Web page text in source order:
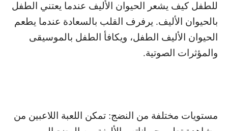
للطفل كيف يشعر الحيوان الأليف عندما يعتني الطفل
بالحيوان الأليف. يرفرف القلب بالسعادة عندما يطعم
الحيوان الأليف الطفل، ويكافأ الطفل بالموسيقى
والمؤثرات الصوتية.
مستويات مختلفة من النضج: تمكن اللعبة اللاعبين من